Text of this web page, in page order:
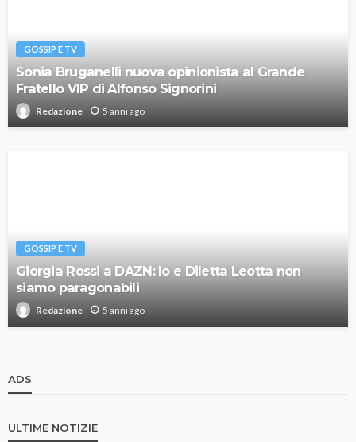
GOSSIP E TV
Sonia Bruganelli nuova opinionista al Grande
Fratello VIP di Alfonso Signorini
Redazione 5 anni ago
GOSSIP E TV
Giorgia Rossi a DAZN: Io e Diletta Leotta non
siamo paragonabili
Redazione 5 anni ago
ADS
ULTIME NOTIZIE